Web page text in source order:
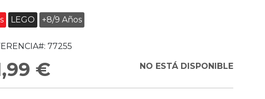
LEGO +8/9 Años
77255
€ NO ESTÁ DISPONIBLE